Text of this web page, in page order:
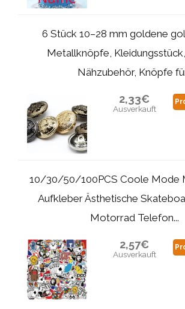
6 Stück 10–28 mm goldene
Metallknöpfe,
Nähzubehör, Knöpfe
2,33€
Ausverkauft
10/30/50/100PCS Coole Mode
Aufkleber Ästhetische
Motorrad Telefon...
2,57€
Ausverkauft